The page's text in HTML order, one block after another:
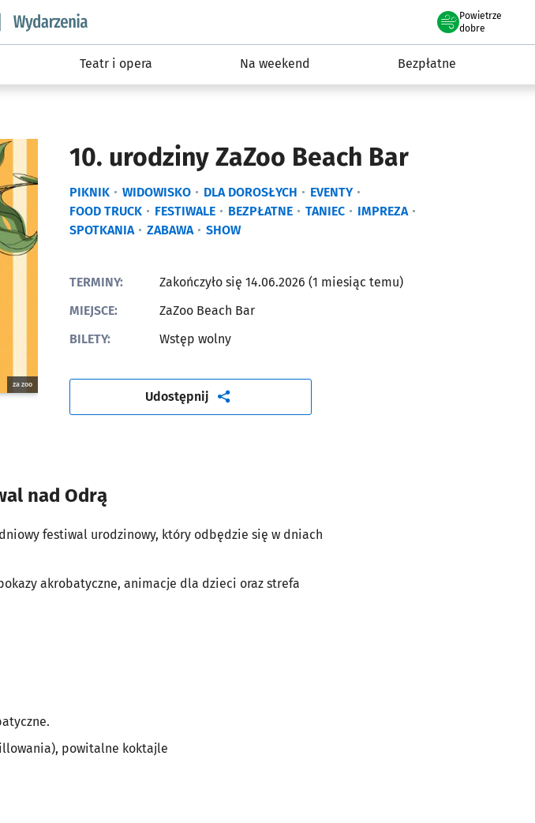
wroclaw.pl podserwis: Wydarzenia
Powietrze
we Wrocławiu
dobre
Teatr i opera Na weekend Bezpłatne
10. urodziny ZaZoo Beach Bar
PIKNIK WIDOWISKO DLA DOROSŁYCH
EVENTY
FOOD TRUCK
FESTIWALE BEZPŁATNE TANIEC
IMPREZA
SPOTKANIA
ZABAWA SHOW
za zoo
TERMINY:
Zakończyło się 14.06.2026 (1 miesiąc temu)
MIEJSCE:
ZaZoo Beach Bar
BILETY:
Wstęp wolny
Udostępnijartykuł
nad Odrą
festiwal urodzinowy, który odbędzie się w dniach
akrobatyczne, animacje dla dzieci oraz strefa
powitalne koktajle